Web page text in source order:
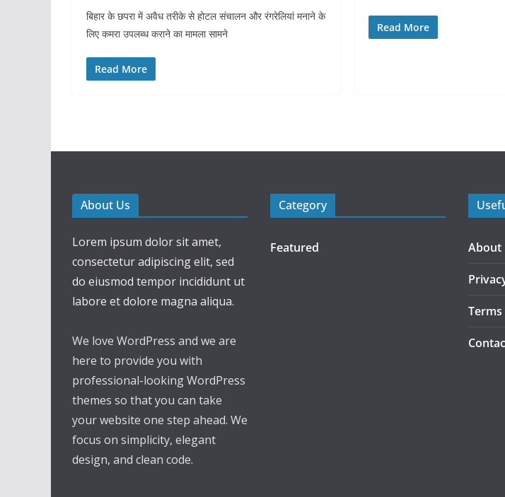
बिहार के छपरा में अवैध तरीके से होटल संचालन और रंगरेलियां मनाने के
लिए कमरा उपलब्ध कराने का मामला सामने
Read More
Read More
About Us
Lorem ipsum dolor sit amet,
consectetur adipiscing elit, sed
do eiusmod tempor incididunt ut
labore et dolore magna aliqua.
We love WordPress and we are
here to provide you with
professional-looking WordPress
themes so that you can take
your website one step ahead. We
focus on simplicity, elegant
design, and clean code.
Category
Featured About